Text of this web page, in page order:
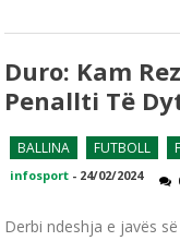
Duro: Kam
Penallti Të
BALLINA FUTBOLL
infosport - 24/02/2024
Derbi ndeshja e javës